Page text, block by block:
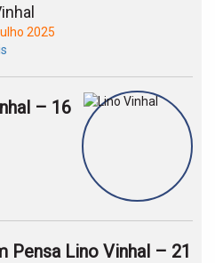
2025
– 16
Pensa Lino Vinhal – 21